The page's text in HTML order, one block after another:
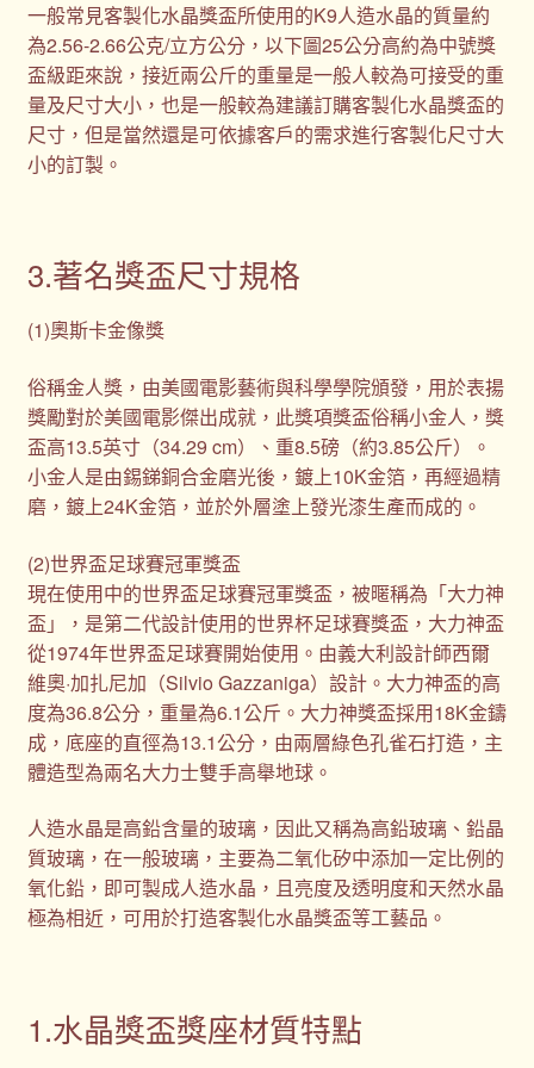
一般常見客製化水晶獎盃所使用的K9人造水晶的質量約
為2.56-2.66公克/立方公分，以下圖25公分高約為中號獎
盃級距來說，接近兩公斤的重量是一般人較為可接受的重
量及尺寸大小，也是一般較為建議訂購客製化水晶獎盃的
尺寸，但是當然還是可依據客戶的需求進行客製化尺寸大
小的訂製。
3.著名獎盃尺寸規格
(1)奧斯卡金像獎
俗稱金人獎，由美國電影藝術與科學學院頒發，用於表揚
獎勵對於美國電影傑出成就，此獎項獎盃俗稱小金人，獎
盃高13.5英寸（34.29 cm）、重8.5磅（約3.85公斤）。
小金人是由錫銻銅合金磨光後，鍍上10K金箔，再經過精
磨，鍍上24K金箔，並於外層塗上發光漆生產而成的。
(2)世界盃足球賽冠軍獎盃
現在使用中的世界盃足球賽冠軍獎盃，被暱稱為「大力神
盃」，是第二代設計使用的世界杯足球賽獎盃，大力神盃
從1974年世界盃足球賽開始使用。由義大利設計師西爾
維奧·加扎尼加（Silvio Gazzaniga）設計。大力神盃的高
度為36.8公分，重量為6.1公斤。大力神獎盃採用18K金鑄
成，底座的直徑為13.1公分，由兩層綠色孔雀石打造，主
體造型為兩名大力士雙手高舉地球。
人造水晶是高鉛含量的玻璃，因此又稱為高鉛玻璃、鉛晶
質玻璃，在一般玻璃，主要為二氧化矽中添加一定比例的
氧化鉛，即可製成人造水晶，且亮度及透明度和天然水晶
極為相近，可用於打造客製化水晶獎盃等工藝品。
1.水晶獎盃獎座材質特點